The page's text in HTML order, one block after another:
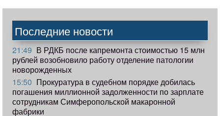
Последние новости
21:49 В РДКБ после капремонта стоимостью 15 млн
рублей возобновило работу отделение патологии
новорожденных
15:50 Прокуратура в судебном порядке добилась
погашения миллионной задолженности по зарплате
сотрудникам Симферопольской макаронной
фабрики